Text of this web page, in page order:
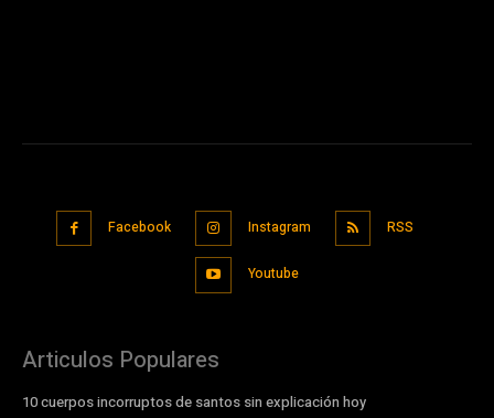
Facebook Instagram RSS
Youtube
Articulos Populares
10 cuerpos incorruptos de santos sin explicación hoy